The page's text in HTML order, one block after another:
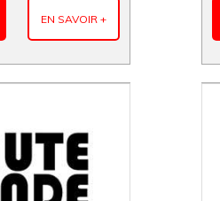
EN SAVOIR +